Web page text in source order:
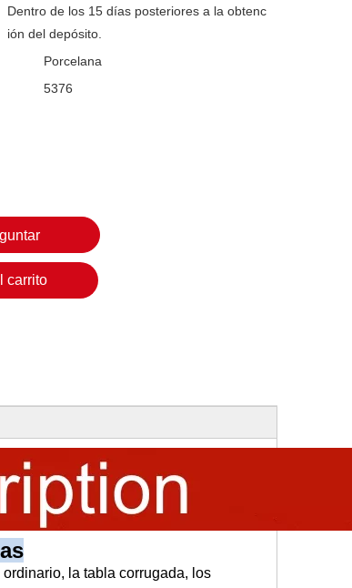
Dentro de los 15 días posteriores a la obtenc
ión del depósito.
Porcelana
5376
carrito
la tabla corrugada, los